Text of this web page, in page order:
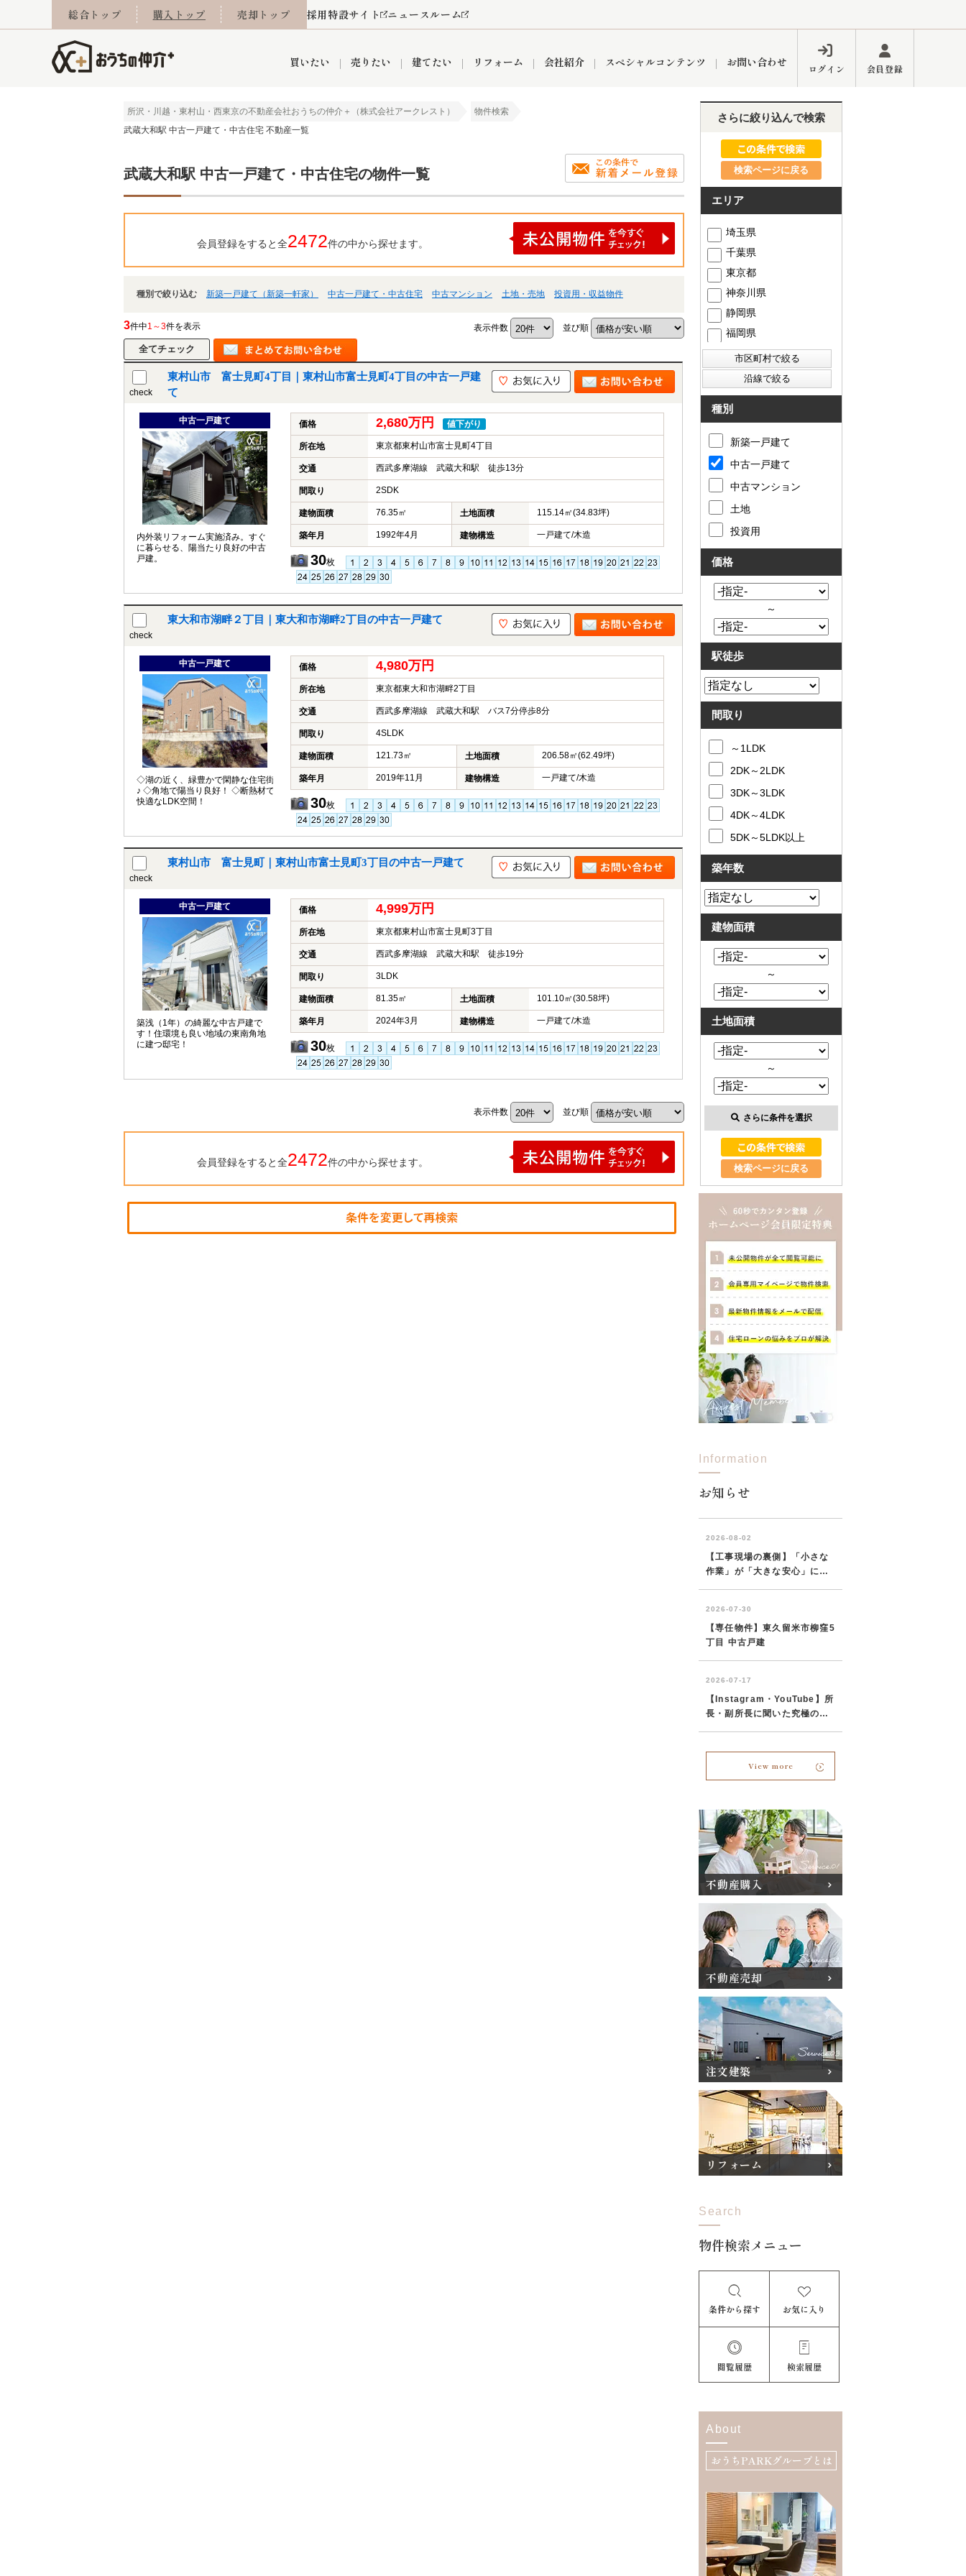
総合トップ 購入トップ 売却トップ 採用特設サイト ニュースルーム
買いたい
川越市 入間市 飯能市 狭山市 ふじみ野市 富士見市 志木市 新座市 朝霞市 西東京市 東村山市 東大和市
小平市
売りたい
練馬区
建てたい リフォーム 会社紹介
インフォメーション ブログ
秋津営業所 東久留米営業所
スペシャルコンテンツ お問い合わせ ログイン 会員登録
所沢・川越・東村山・西東京の不動産会社おうちの仲介＋（株式会社アークレスト）
物件検索
武蔵大和駅 中古一戸建て・中古住宅 不動産一覧
武蔵大和駅 中古一戸建て・中古住宅の物件一覧
会員登録をすると全2472件の中から探せます。
種別で絞り込む 新築一戸建て（新築一軒家） 中古一戸建て・中古住宅 中古マンション 土地・売地 投資用・収益物件
3件中1～3件を表示 表示件数 並び順
check
東村山市 富士見町4丁目｜東村山市富士見町4丁目の中古一戸建
て
中古一戸建て
内外装リフォーム実施済み。すぐ
に暮らせる、陽当たり良好の中古
戸建。
価格 2,680万円 値下がり
所在地 東京都東村山市富士見町4丁目
交通 西武多摩湖線 武蔵大和駅 徒歩13分
間取り 2SDK
建物面積 76.35㎡ 土地面積 115.14㎡(34.83坪)
築年月 1992年4月 建物構造 一戸建て/木造
30枚
check
東大和市湖畔２丁目｜東大和市湖畔2丁目の中古一戸建て
中古一戸建て
◇湖の近く、緑豊かで閑静な住宅街
♪ ◇角地で陽当り良好！ ◇断熱材で
快適なLDK空間！
価格 4,980万円
所在地 東京都東大和市湖畔2丁目
交通 西武多摩湖線 武蔵大和駅 バス7分停歩8分
間取り 4SLDK
建物面積 121.73㎡ 土地面積 206.58㎡(62.49坪)
築年月 2019年11月 建物構造 一戸建て/木造
30枚
check
東村山市 富士見町｜東村山市富士見町3丁目の中古一戸建て
中古一戸建て
築浅（1年）の綺麗な中古戸建で
す！住環境も良い地域の東南角地
に建つ邸宅！
価格 4,999万円
所在地 東京都東村山市富士見町3丁目
交通 西武多摩湖線 武蔵大和駅 徒歩19分
間取り 3LDK
建物面積 81.35㎡ 土地面積 101.10㎡(30.58坪)
築年月 2024年3月 建物構造 一戸建て/木造
30枚
表示件数 並び順
会員登録をすると全2472件の中から探せます。
さらに絞り込んで検索
検索ページに戻る
エリア
埼玉県
千葉県
東京都
神奈川県
静岡県
福岡県
種別
新築一戸建て
中古一戸建て
中古マンション
土地
投資用
価格
～
駅徒歩
間取り
～1LDK
2DK～2LDK
3DK～3LDK
4DK～4LDK
5DK～5LDK以上
築年数
建物面積
～
土地面積
～
さらに条件を選択
検索ページに戻る
Information
お知らせ
View more
不動産購入
不動産売却
注文建築
リフォーム
Search
物件検索メニュー
条件から探す お気に入り
閲覧履歴 検索履歴
About
おうちPARKグループとは